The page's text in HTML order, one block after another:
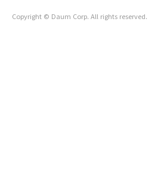
Copyright © Daum Corp. All rights reserved.